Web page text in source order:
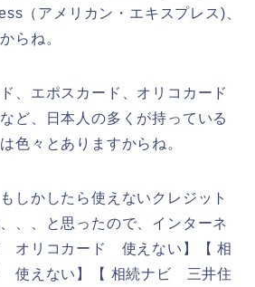
（アメリカン・エキスプレス)、
らね。
、エポスカード、オリコカード
ど、日本人の多くが持っている
色々とありますからね。
しかしたら使えないクレジット
、、と思ったので、インターネ
オリコカード 使えない】【 相
えない】【 相続ナビ 三井住